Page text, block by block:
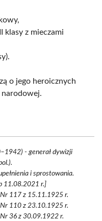
klasy z mieczami
o jego heroicznych
- generał dywizji
i sprostowania.
11.08.2021 r.]
117 z 15.11.1925 r.
110 z 23.10.1925 r.
36 z 30.09.1922 r.